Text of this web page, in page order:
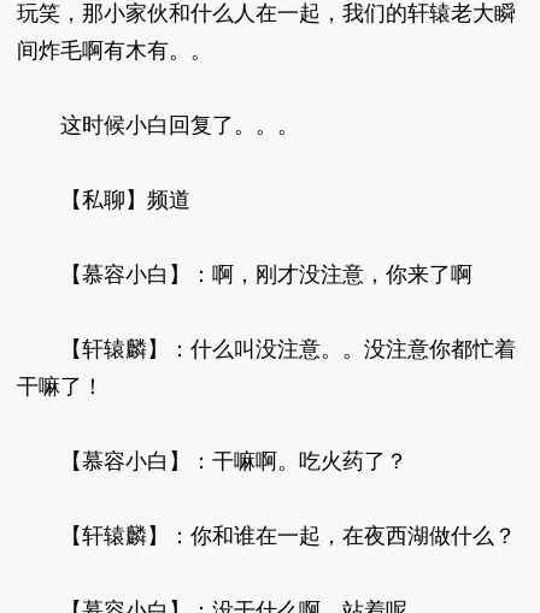
玩笑，那小家伙和什么人在一起，我们的轩辕老大瞬
间炸毛啊有木有。。
这时候小白回复了。。。
【私聊】频道
【慕容小白】：啊，刚才没注意，你来了啊
【轩辕麟】：什么叫没注意。。没注意你都忙着
干嘛了！
【慕容小白】：干嘛啊。吃火药了？
【轩辕麟】：你和谁在一起，在夜西湖做什么？